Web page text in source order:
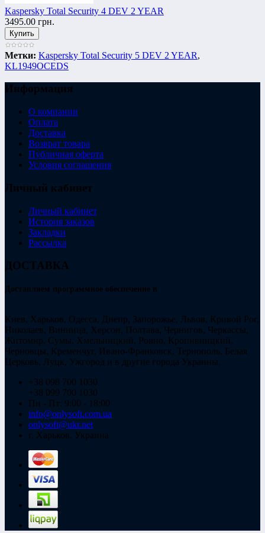
Kaspersky Total Security 4 DEV 2 YEAR
3495.00 грн.
Метки: Kaspersky Total Security 5 DEV 2 YEAR,
KL1949OCEDS
Информация
О компании
Оплата
Доставка
Возврат товара
Публичная оферта
Условия соглашения
Личный кабинет
Личный кабинет
История заказов
Закладки
Рассылка
ДОСТАВКА
Доставляем программное обеспечение в
Киев, Харьков, Одесса, Днепр, Запорожье, Львов, Кривой Рог,
Николаев, Винница, Херсон, Полтава, Чернигов, Черкассы,
Житомир, Сумы, Хмельницкий, Ровно, Кропивницкий,
Черновцы, Кременчуг, Ивано-Франковск, Тернополь, Белая
Церковь, Луцк, Ужгород и в другие города Украины.
+38 098 700 1030
+38 099 700 1030
Пн - Пт: 9:00 - 18:00
info@onlysoft.com.ua
onlysoft@ukr.net
г. Харьков, Украина